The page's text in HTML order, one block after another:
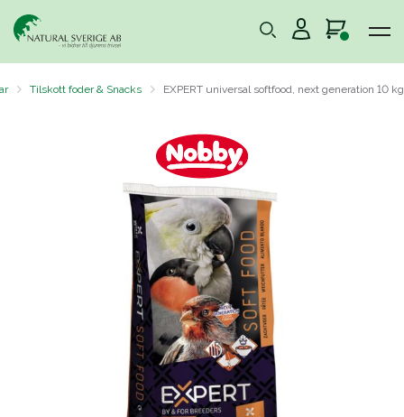
Tilskott foder & Snacks EXPERT universal softfood, next generation 10 kg